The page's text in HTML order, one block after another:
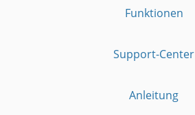
Funktionen
Support-Center
Anleitung